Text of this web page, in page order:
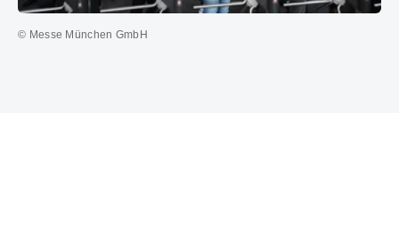
© Messe München GmbH